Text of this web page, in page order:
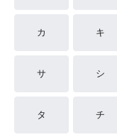
カ キ
サ シ
タ チ